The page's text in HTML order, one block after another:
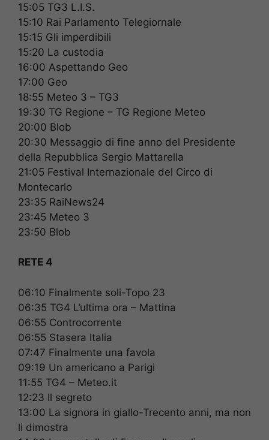
15:05 TG3 L.I.S.
15:10 Rai Parlamento Telegiornale
15:15 Gli imperdibili
15:20 La custodia
16:00 Aspettando Geo
17:00 Geo
18:55 Meteo 3 – TG3
19:30 TG Regione – TG Regione Meteo
20:00 Blob
20:30 Messaggio di fine anno del Presidente
della Repubblica Sergio Mattarella
21:05 Festival Internazionale del Circo di
Montecarlo
23:35 RaiNews24
23:45 Meteo 3
23:50 Blob
RETE 4
06:10 Finalmente soli-Topo 23
06:35 TG4 L’ultima ora – Mattina
06:55 Controcorrente
06:55 Stasera Italia
07:47 Finalmente una favola
09:19 Un americano a Parigi
11:55 TG4 – Meteo.it
12:23 Il segreto
13:00 La signora in giallo-Trecento anni, ma non
li dimostra